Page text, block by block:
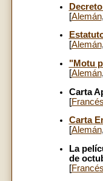
[Alemán,
[Alemán,
"Motu
[Alemán,
Carta
[Francés
Carta
[Alemán,
La
de
[Francés